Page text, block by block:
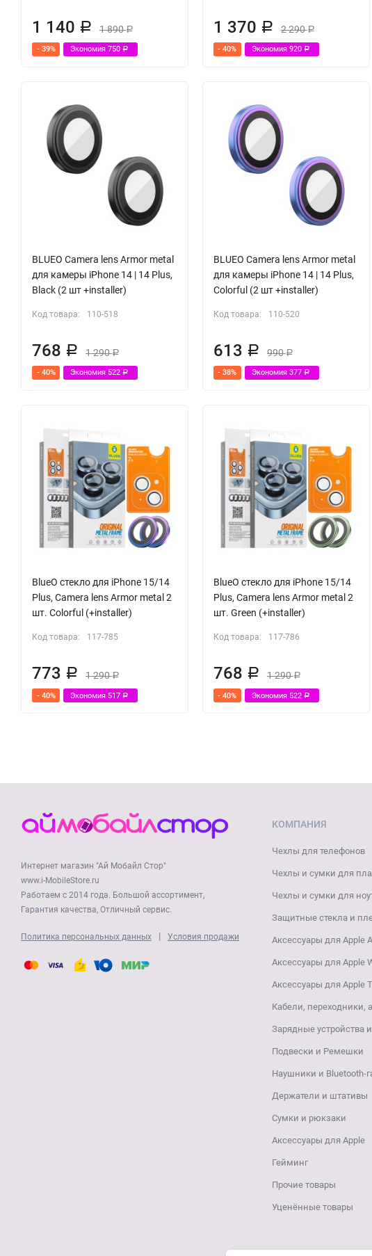
1 140 Р 1 890Р
- 39% Экономия 750 Р
1 370 Р 2 290Р
- 40% Экономия 920 Р
BLUEO Camera lens Armor metal
для камеры iPhone 14 | 14 Plus,
Black (2 шт +installer)
Код товара: 110-518
768 Р 1 290Р
- 40% Экономия 522 Р
BLUEO Camera lens Armor metal
для камеры iPhone 14 | 14 Plus,
Colorful (2 шт +installer)
Код товара: 110-520
613 Р 990Р
- 38% Экономия 377 Р
BlueO стекло для iPhone 15/14
Plus, Camera lens Armor metal 2
шт. Colorful (+installer)
Код товара: 117-785
773 Р 1 290Р
- 40% Экономия 517 Р
BlueO стекло для iPhone 15/14
Plus, Camera lens Armor metal 2
шт. Green (+installer)
Код товара: 117-786
768 Р 1 290Р
- 40% Экономия 522 Р
Интернет магазин "Ай Мобайл Стор"
www.i-MobileStore.ru
Работаем с 2014 года. Большой ассортимент,
Гарантия качества, Отличный сервис.
Политика персональных данных | Условия продажи
КОМПАНИЯ
Чехлы для телефонов
Чехлы и сумки для
Чехлы и сумки для
Защитные стекла и
Аксессуары для Apple
Аксессуары для Apple
Аксессуары для Apple
Кабели, переходники,
Зарядные устройства
Подвески и Ремешки
Наушники и Bluetooth-
Держатели и штативы
Сумки и рюкзаки
Аксессуары для Apple
Гейминг
Прочие товары
Уценённые товары